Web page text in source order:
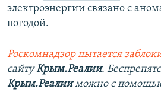
электроэнергии связано с
погодой.
Роскомнадзор пытается
сайтуКрым.Реалии.
Крым.Реалииможно с